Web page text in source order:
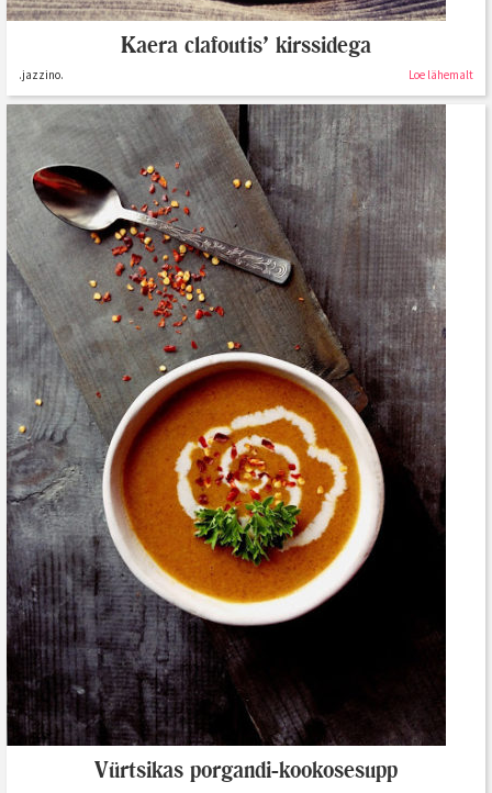
Kaera clafoutis’ kirssidega
.jazzino. Loe lähemalt
Vürtsikas porgandi-kookosesupp